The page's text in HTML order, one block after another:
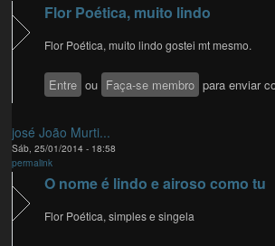
Flor Poética, muito lindo
Flor Poética, muito lindo gostei mt mesmo.
Entre ou Faça-se membro para enviar
josé João Murti...
Sáb, 25/01/2014 - 18:58
permalink
O nome é lindo e airoso como tu
Flor Poética, simples e singela